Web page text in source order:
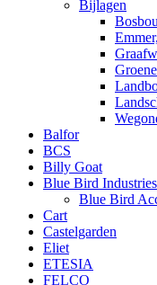
Bijlagen
Balfor
BCS
Billy Goat
Blue Bird Industries
Blue Bird
Cart
Castelgarden
Eliet
ETESIA
FELCO